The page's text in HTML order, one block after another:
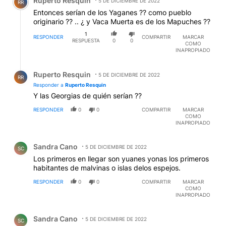
RR
Entonces serían de los Yaganes ?? como pueblo
originario ?? .. ¿ y Vaca Muerta es de los Mapuches ??
RESPONDER
1
RESPUESTA
0 0
COMPARTIR
MARCAR
COMO
INAPROPIADO
RR Ruperto Resquin
5 DE DICIEMBRE DE 2022
Responder a Ruperto Resquin
Y las Georgias de quién serían ??
RESPONDER 0 0 COMPARTIR
MARCAR
COMO
INAPROPIADO
SC Sandra Cano 5 DE DICIEMBRE DE 2022
Los primeros en llegar son yuanes yonas los primeros
habitantes de malvinas o islas delos espejos.
RESPONDER 0 0 COMPARTIR
MARCAR
COMO
INAPROPIADO
SC Sandra Cano 5 DE DICIEMBRE DE 2022